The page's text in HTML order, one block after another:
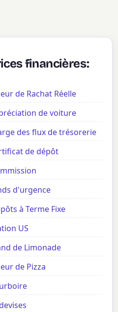
financières:
de Rachat Réelle
de voiture
des flux de trésorerie
de dépôt
d'urgence
à Terme Fixe
US
de Limonade
de Pizza